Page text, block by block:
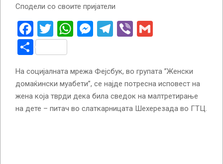
Сподели со своите пријатели
Facebook
Twitter
WhatsApp
Messenger
Telegram
Viber
Share
На социјалната мрежа Фејсбук, во групата ”Женски
домаќински муабети”, се најде потресна исповест на
жена која тврди дека била сведок на малтретирање
на дете – питач во слаткарницата Шехерезада во ГТЦ.